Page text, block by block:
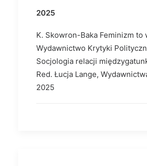
2025
K. Skowron-Baka Feminizm to
Wydawnictwo Krytyki
Socjologia relacji
Red. Łucja Lange,
2025